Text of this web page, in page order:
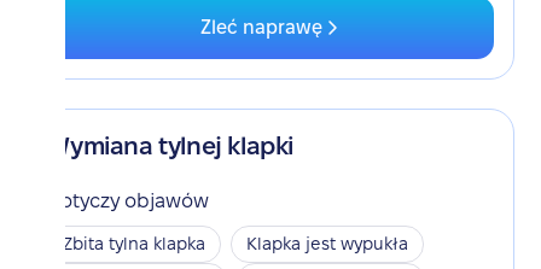
Zleć naprawę
Wymiana tylnej klapki
Dotyczy objawów
Zbita tylna klapka
Klapka jest wypukła